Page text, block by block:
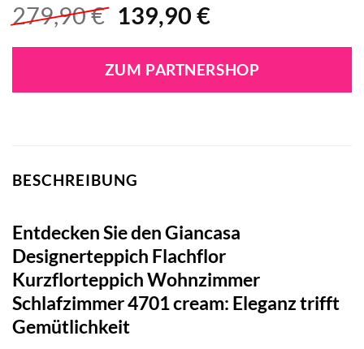
279,90€ Ursprünglicher
war:
279,90 €
139,90 €Aktueller
ist:
139,90 €.
ZUM PARTNERSHOP
BESCHREIBUNG
Entdecken Sie den Giancasa
Designerteppich Flachflor
Kurzflorteppich Wohnzimmer
Schlafzimmer 4701 cream: Eleganz trifft
Gemütlichkeit